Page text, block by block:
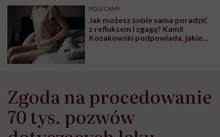
może chyba tylko
głupota i brak
wyobraźni"
pracy
POLECAMY
Jak możesz sobie sama poradzić
z refluksem i zgagą? Kamil
Kozakowski podpowiada, jakie
Zgoda na procedowanie
70 tys. pozwów